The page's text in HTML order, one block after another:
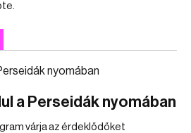
a Perseidák nyomában
várja az érdeklődőket